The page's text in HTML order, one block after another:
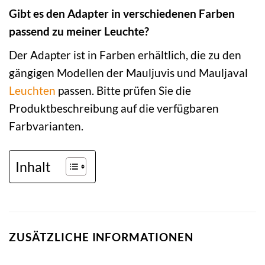
Gibt es den Adapter in verschiedenen Farben
passend zu meiner Leuchte?
Der Adapter ist in Farben erhältlich, die zu den
gängigen Modellen der Mauljuvis und Mauljaval
Leuchten passen. Bitte prüfen Sie die
Produktbeschreibung auf die verfügbaren
Farbvarianten.
Inhalt
ZUSÄTZLICHE INFORMATIONEN